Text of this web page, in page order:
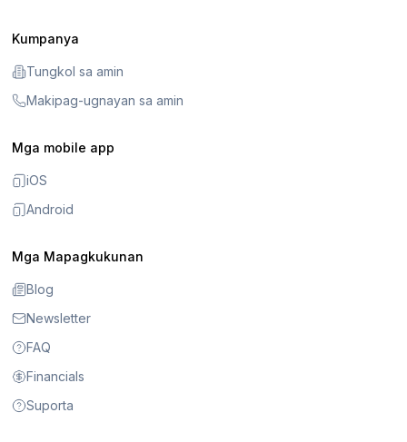
Kumpanya
Tungkol sa amin
Makipag-ugnayan sa amin
Mga mobile app
iOS
Android
Mga Mapagkukunan
Blog
Newsletter
FAQ
Financials
Suporta